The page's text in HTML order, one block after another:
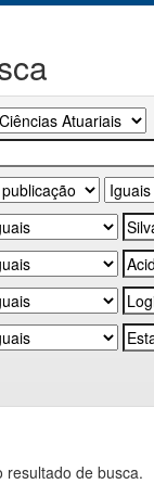
resultado de busca.